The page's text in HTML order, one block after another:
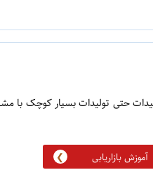
حتی تولیدات بسیار کوچک با
آموزش بازاریابی